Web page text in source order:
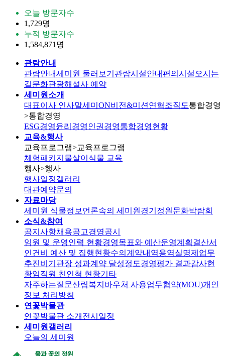
오늘 방문자수
1,729명
누적 방문자수
1,584,871명
관람안내
관람안내세미원 둘러보기 관람시설안내 편의시설 오시는
길문화관광해설사 예약
세미원소개
대표이사 인사말세미ON비전&미션 연혁조직도통합경영
>통합경영
ESG경영윤리경영인권경영통합경영현황
교육&행사
교육프로그램>교육프로그램
체험패키지 물살이식물 교육
행사>행사
행사일정갤러리
대관예약문의
자료마당
세미원 식물정보 언론속의 세미원 경기정원문화박람회
소식&참여
공지사항채용공고경영공시
임원 및 운영인력 현황경영목표와 예산운영계획결산서
인건비 예산 및 집행현황수의계약내역용역실명제 업무
추진비 기관장 성과계약 달성정도경영평가 결과감사현
황임직원 친인척 현황기타
자주하는질문산림복지바우처 사용업무협약(MOU)개인
정보 처리방침
연꽃박물관
연꽃박물관 소개 전시일정
세미원갤러리
오늘의 세미원